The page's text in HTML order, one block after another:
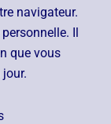
navigateur.
Il
que vous